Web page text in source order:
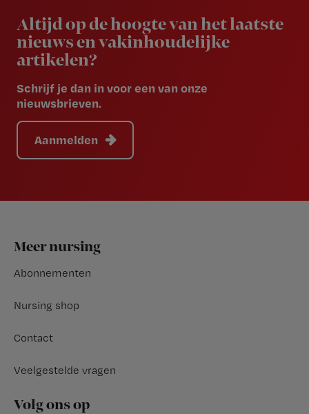
Altijd op de hoogte van het laatste
nieuws en vakinhoudelijke
artikelen?
Schrijf je dan in voor een van onze
nieuwsbrieven.
Aanmelden
Footer
Meer nursing
Abonnementen
Nursing shop
Contact
Veelgestelde vragen
Volg ons op